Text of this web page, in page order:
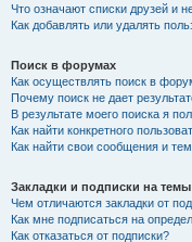
Что означают списки друзей и
Как добавлять или удалять
Поиск в форумах
Как осуществлять поиск в
Почему поиск не дает
В результате моего поиска я
Как найти конкретного
Как найти свои сообщения и
Закладки и подписки на темы
Чем отличаются закладки от
Как мне подписаться на
Как отказаться от подписки?